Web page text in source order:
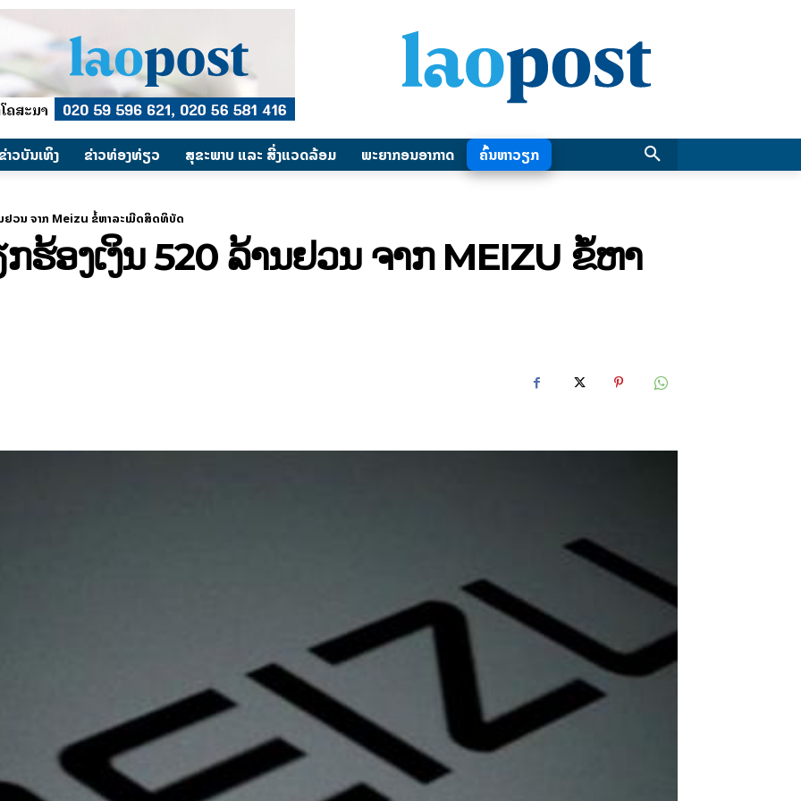
າວບັນເທິງ ​ຂ່າວທ່ອງທ່ຽວ ສຸຂະພາບ ແລະ ສີ່ງແວດລ້ອມ ພະຍາກອນອາກາດ ຄົ້ນຫາວຽກ
ຢວນ ຈາກ Meizu ຂໍ້ຫາລະເມີດສິດທິບັດ
ຮ້ອງເງິນ 520 ລ້ານຢວນ ຈາກ MEIZU ຂໍ້ຫາ